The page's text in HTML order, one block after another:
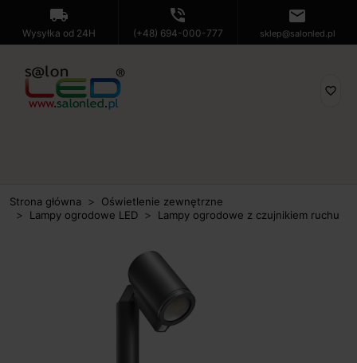
local_shipping
Wysyłka od 24H
phone_in_talk
(+48) 694-000-777
mail
sklep@salonled.pl
favorite_border
Strona główna
Oświetlenie zewnętrzne
Lampy ogrodowe LED
Lampy ogrodowe z czujnikiem ruchu